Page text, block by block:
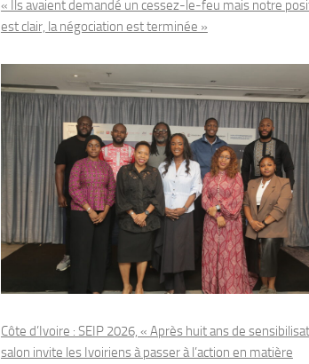
« Ils avaient demandé un cessez-le-feu mais notre
est clair, la négociation est terminée »
Côte d’Ivoire : SEIP 2026, « Après huit ans de
salon invite les Ivoiriens à passer à l’action en matière